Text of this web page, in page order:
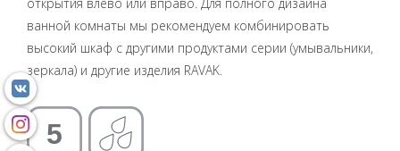
ванной комнаты мы рекомендуем комбинировать
высокий шкаф с другими продуктами серии (умывальники,
зеркала) и другие изделия RAVAK.